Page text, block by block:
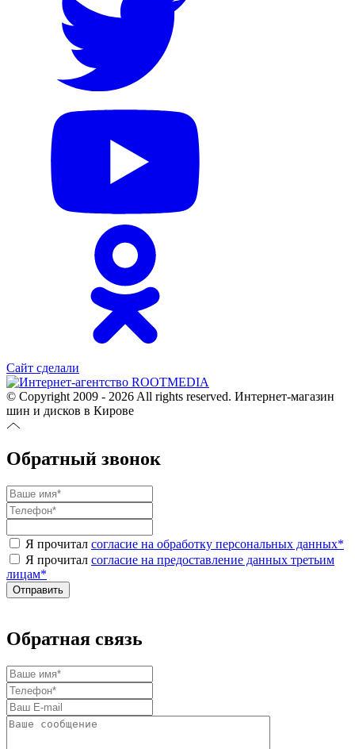
Сайт сделали
© Copyright 2009 - 2026 All rights reserved. Интернет-магазин
шин и дисков в Кирове
Обратный звонок
Я прочитал согласие на обработку персональных данных*
Я прочитал согласие на предоставление данных третьим
лицам*
Обратная связь